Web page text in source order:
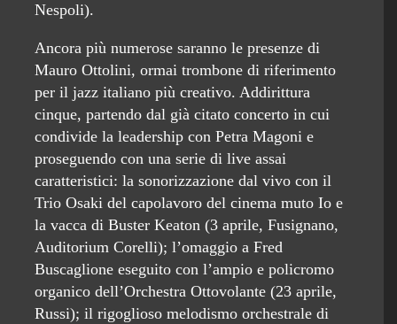
Nespoli).
Ancora più numerose saranno le presenze di
Mauro Ottolini, ormai trombone di riferimento
per il jazz italiano più creativo. Addirittura
cinque, partendo dal già citato concerto in cui
condivide la leadership con Petra Magoni e
proseguendo con una serie di live assai
caratteristici: la sonorizzazione dal vivo con il
Trio Osaki del capolavoro del cinema muto Io e
la vacca di Buster Keaton (3 aprile, Fusignano,
Auditorium Corelli); l’omaggio a Fred
Buscaglione eseguito con l’ampio e policromo
organico dell’Orchestra Ottovolante (23 aprile,
Russi); il rigoglioso melodismo orchestrale di